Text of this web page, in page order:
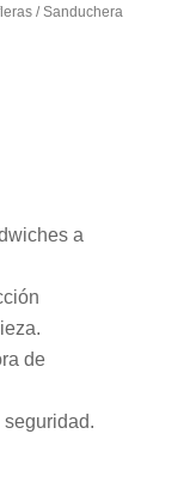
/ Sanduchera
a
de